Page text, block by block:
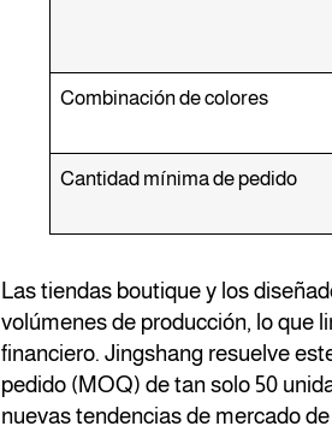
Combinación de colores
Cantidad mínima de pedido
Las tiendas boutique y los
volúmenes de producción, lo que
financiero. Jingshang resuelve
pedido (MOQ) de tan solo 50
nuevas tendencias de mercado